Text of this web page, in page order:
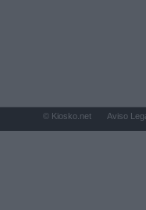
© Kiosko.net Aviso